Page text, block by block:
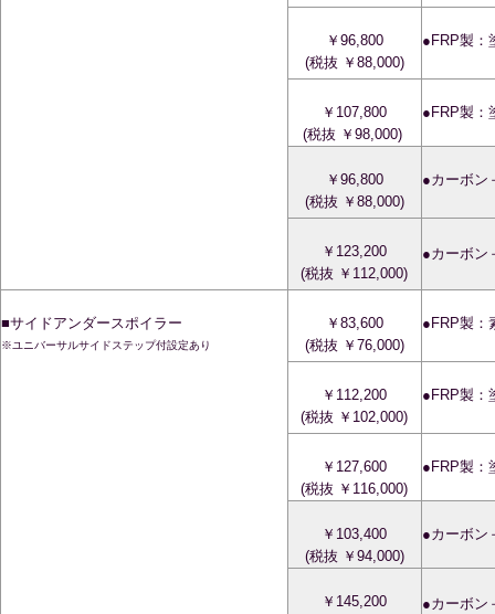
￥96,800
(税抜 ￥88,000)
●FRP製：
￥107,800
(税抜 ￥98,000)
●FRP製
￥96,800
(税抜 ￥88,000)
●カーボ
￥123,200
(税抜 ￥112,000)
●カーボ
■サイドアンダースポイラー
※ユニバーサルサイドステップ付設定あり
￥83,600
(税抜 ￥76,000)
●FRP製
￥112,200
(税抜 ￥102,000)
●FRP製
￥127,600
(税抜 ￥116,000)
●FRP製
￥103,400
(税抜 ￥94,000)
●カーボ
￥145,200
●カーボ